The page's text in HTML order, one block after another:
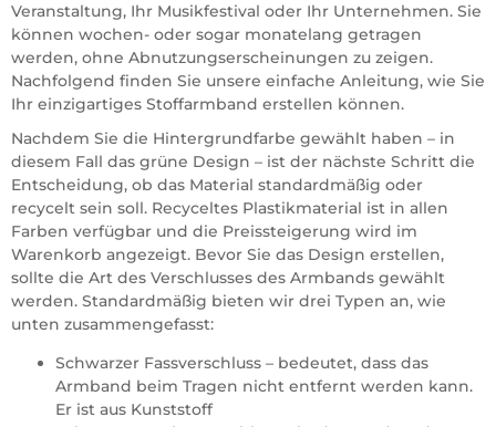
Veranstaltung, Ihr Musikfestival oder Ihr Unternehmen. Sie
können wochen- oder sogar monatelang getragen
werden, ohne Abnutzungserscheinungen zu zeigen.
Nachfolgend finden Sie unsere einfache Anleitung, wie Sie
Ihr einzigartiges Stoffarmband erstellen können.
Nachdem Sie die Hintergrundfarbe gewählt haben – in
diesem Fall das grüne Design – ist der nächste Schritt die
Entscheidung, ob das Material standardmäßig oder
recycelt sein soll. Recyceltes Plastikmaterial ist in allen
Farben verfügbar und die Preissteigerung wird im
Warenkorb angezeigt. Bevor Sie das Design erstellen,
sollte die Art des Verschlusses des Armbands gewählt
werden. Standardmäßig bieten wir drei Typen an, wie
unten zusammengefasst:
Schwarzer Fassverschluss – bedeutet, dass das
Armband beim Tragen nicht entfernt werden kann.
Er ist aus Kunststoff